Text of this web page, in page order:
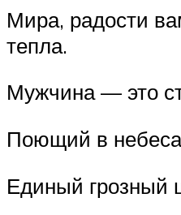
Мира, радости
тепла.
Мужчина — это
Поющий в
Единый грозный